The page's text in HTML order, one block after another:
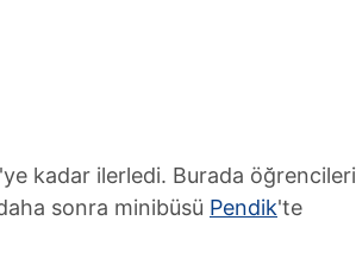
kadar ilerledi. Burada öğrencileri
sonra minibüsü Pendik'te